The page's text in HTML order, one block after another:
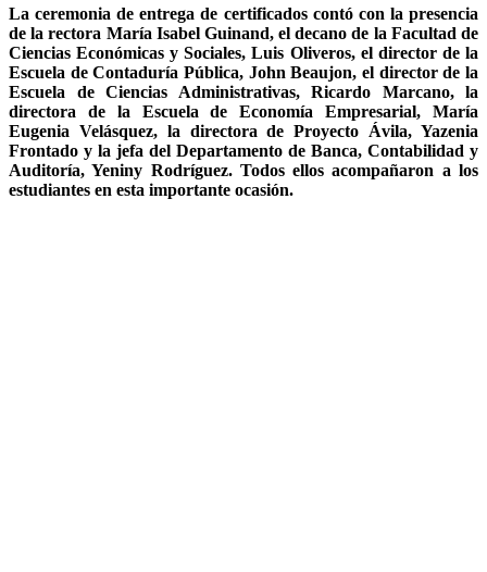
La ceremonia de entrega de certificados contó con la presencia
de la rectora María Isabel Guinand, el decano de la Facultad de
Ciencias Económicas y Sociales, Luis Oliveros, el director de la
Escuela de Contaduría Pública, John Beaujon, el director de la
Escuela de Ciencias Administrativas, Ricardo Marcano, la
directora de la Escuela de Economía Empresarial, María
Eugenia Velásquez, la directora de Proyecto Ávila, Yazenia
Frontado y la jefa del Departamento de Banca, Contabilidad y
Auditoría, Yeniny Rodríguez. Todos ellos acompañaron a los
estudiantes en esta importante ocasión.